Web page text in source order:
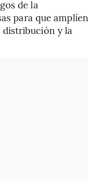
de la
para que amplíen
distribución y la